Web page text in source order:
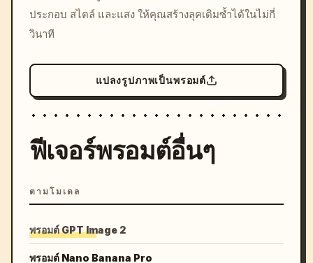
ประกอบ สไตล์ และแสง ให้คุณสร้างลุคเดิมซ้ำได้ในไม่กี่
วินาที
แปลงรูปภาพเป็นพรอมต์
ฟีเจอร์พรอมต์อื่นๆ
ตามโมเดล
พรอมต์ GPT Image 2
พรอมต์ Nano Banana Pro